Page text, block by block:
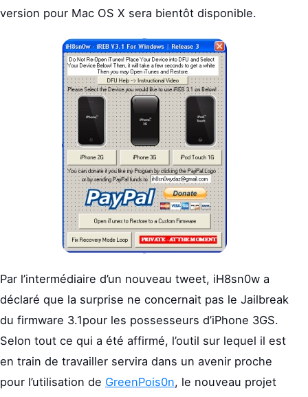
version pour Mac OS X sera bientôt disponible.
Par l’intermédiaire d’un nouveau tweet, iH8sn0w a
déclaré que la surprise ne concernait pas le Jailbreak
du firmware 3.1pour les possesseurs d’iPhone 3GS.
Selon tout ce qui a été affirmé, l’outil sur lequel il est
en train de travailler servira dans un avenir proche
pour l’utilisation de GreenPois0n, le nouveau projet